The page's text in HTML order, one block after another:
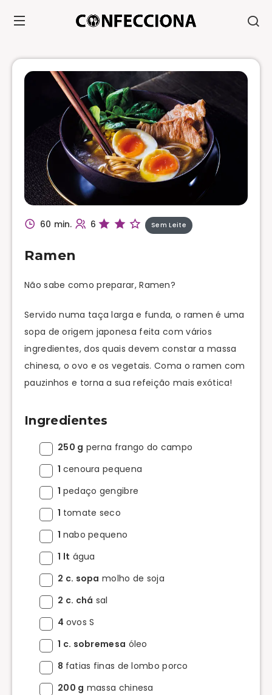
60 min. 6 Sem Leite
Ramen
Não sabe como preparar, Ramen?
Servido numa taça larga e funda, o ramen é uma
sopa de origem japonesa feita com vários
ingredientes, dos quais devem constar a massa
chinesa, o ovo e os vegetais. Coma o ramen com
pauzinhos e torna a sua refeição mais exótica!
Ingredientes
250 g perna frango do campo
1 cenoura pequena
1 pedaço gengibre
1 tomate seco
1 nabo pequeno
1 lt água
2 c. sopa molho de soja
2 c. chá sal
4 ovos S
1 c. sobremesa óleo
8 fatias finas de lombo porco
200 g massa chinesa